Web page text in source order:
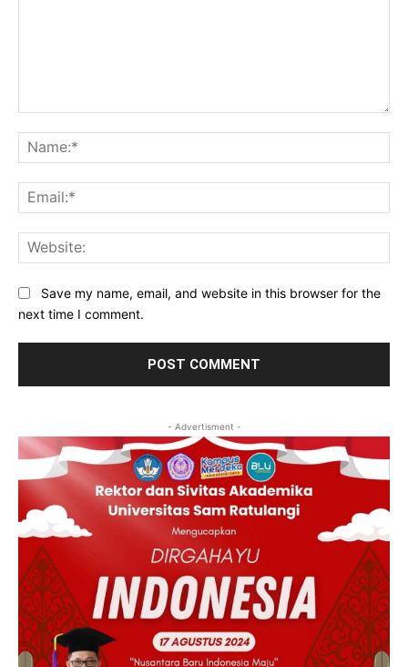
Save my name, email, and website in this browser for the
next time I comment.
- Advertisment -